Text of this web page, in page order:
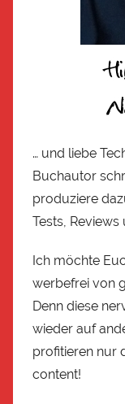
… und liebe
Buchautor
produziere
Tests, Reviews
Ich möchte
werbefrei von
Denn diese
wieder auf
profitieren nur
content!